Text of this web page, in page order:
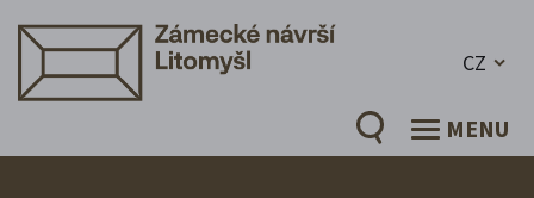
CZ
MENU